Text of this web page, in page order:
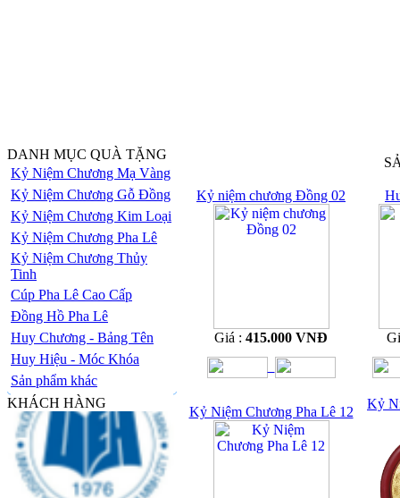
DANH MỤC QUÀ TẶNG
Kỷ Niệm Chương Mạ Vàng
Kỷ Niệm Chương Gỗ Đồng
Kỷ Niệm Chương Kim Loại
Kỷ Niệm Chương Pha Lê
Kỷ Niệm Chương Thủy
Tinh
Cúp Pha Lê Cao Cấp
Đồng Hồ Pha Lê
Huy Chương - Bảng Tên
Huy Hiệu - Móc Khóa
Sản phẩm khác
KHÁCH HÀNG
Kỷ niệm chương Đồng 02
Giá : 415.000 VNĐ
Kỷ Niệm Chương Pha Lê 12
Kỷ